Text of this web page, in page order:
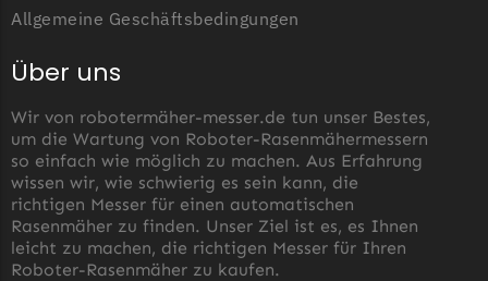
Allgemeine Geschäftsbedingungen
Über uns
Wir von robotermäher-messer.de tun unser Bestes,
um die Wartung von Roboter-Rasenmähermessern
so einfach wie möglich zu machen. Aus Erfahrung
wissen wir, wie schwierig es sein kann, die
richtigen Messer für einen automatischen
Rasenmäher zu finden. Unser Ziel ist es, es Ihnen
leicht zu machen, die richtigen Messer für Ihren
Roboter-Rasenmäher zu kaufen.